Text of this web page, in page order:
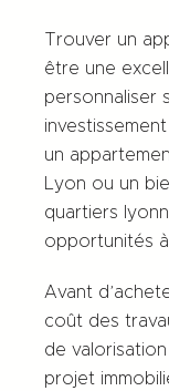
Trouver un
être une
personnaliser
un
Lyon ou un
quartiers
opportunités
Avant
coût des
de
projet